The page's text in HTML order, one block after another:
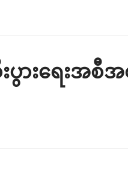
းပွားရေးအစီ